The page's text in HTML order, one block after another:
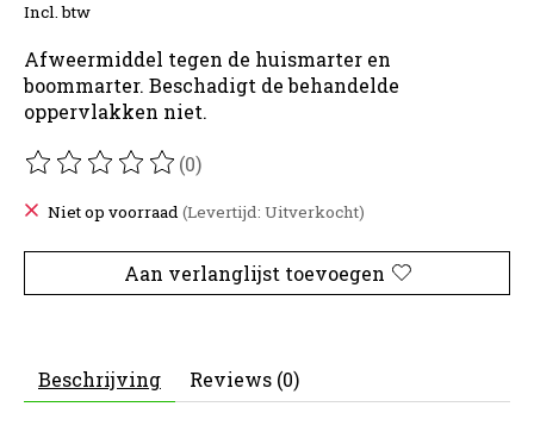
Incl. btw
Afweermiddel tegen de huismarter en
boommarter. Beschadigt de behandelde
oppervlakken niet.
De beoordeling van dit product is
(0)
Niet op voorraad (Levertijd: Uitverkocht)
Aan verlanglijst toevoegen
Beschrijving Reviews (0)